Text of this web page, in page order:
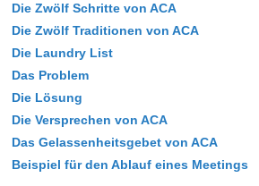
Die Zwölf Schritte von ACA
Die Zwölf Traditionen von ACA
Die Laundry List
Das Problem
Die Lösung
Die Versprechen von ACA
Das Gelassenheitsgebet von ACA
Beispiel für den Ablauf eines Meetings